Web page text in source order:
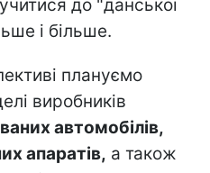
до "данської
і більше.
плануємо
виробників
автомобілів,
апаратів, а також